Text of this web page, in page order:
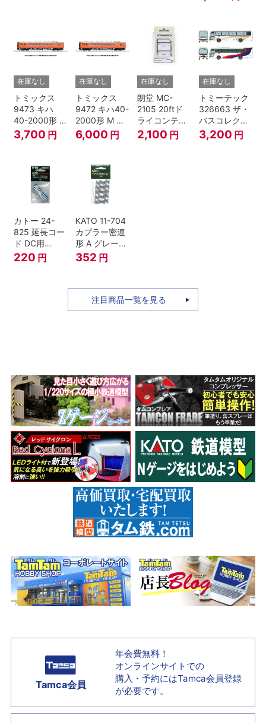
ジ
在庫なし
トミックス
9473 キハ
40-2000形 T
Nゲージ
3,700 円
在庫なし
トミックス
9472 キハ40-
2000形 M N
ゲージ
6,000 円
在庫なし
朗堂 MC-
2105 20ftド
ライコンテナ
タイプ
TRANCY
2,100 円
在庫なし
トミーテック
326663 ザ・
バスコレクシ
ョン 西日本鉄
道・九州産交
3,200 円
カトー 24-
825 延長コー
ド DC用
(90cm）
220 円
KATO 11-704
カプラー密連
形 A グレー
(20個入) (ア
ーノルドカプ
352 円
注目商品一覧を見る
Tamca会員
年会費無料！
オンラインサイトでの
購入・予約にはTamca会員登録
が必要です。